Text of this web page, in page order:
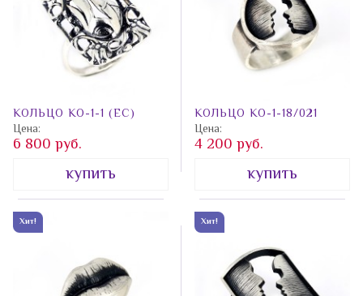
КОЛЬЦО КО-1-1 (ЕС)
Цена:
6 800 руб.
купить
КОЛЬЦО КО-1-18/021
Цена:
4 200 руб.
купить
Хит! Хит!